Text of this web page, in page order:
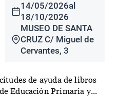
14/05/2026al
18/10/2026
MUSEO DE SANTA
CRUZ C/ Miguel de
Cervantes, 3
de ayuda de libros
Educación Primaria y...